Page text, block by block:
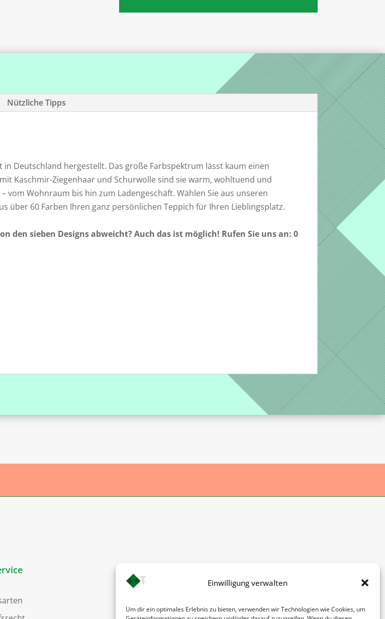
Einwilligung verwalten
Um dir ein optimales Erlebnis zu bieten, verwenden wir Technologien wie Cookies, um
Nützliche Tipps
Deutschland hergestellt. Das große Farbspektrum lässt kaum einen
Kaschmir-Ziegenhaar und Schurwolle sind sie warm, wohltuend und
vom Wohnraum bis hin zum Ladengeschäft. Wählen Sie aus unseren
über 60 Farben Ihren ganz persönlichen Teppich für Ihren Lieblingsplatz.
den sieben Designs abweicht? Auch das ist möglich! Rufen Sie uns an: 0